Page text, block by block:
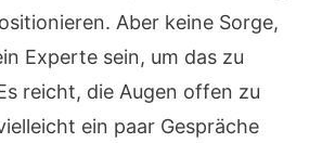
Aber keine Sorge,
Experte sein, um das zu
reicht, die Augen offen zu
ein paar Gespräche